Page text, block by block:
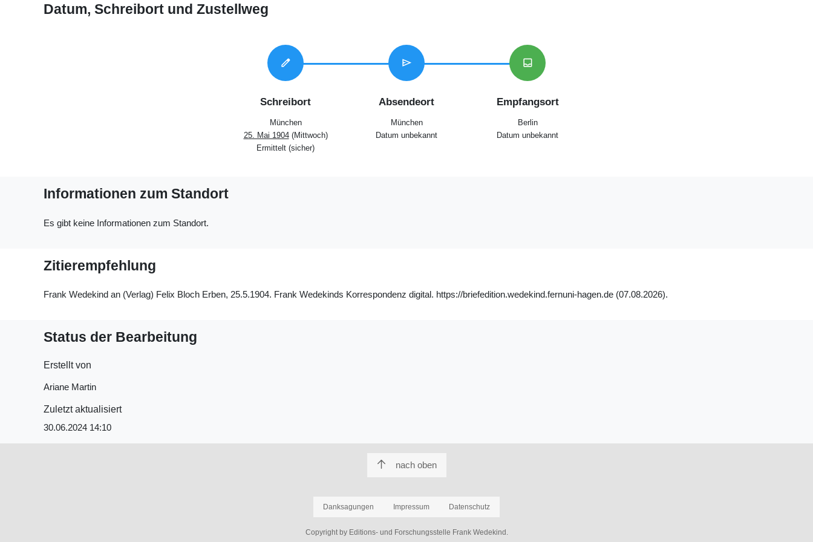
Datum, Schreibort und Zustellweg
edit
Schreibort
München
25. Mai 1904(Mittwoch)
Ermittelt (sicher)
send
Absendeort
München
Datum unbekannt
inbox
Empfangsort
Berlin
Datum unbekannt
Informationen zum Standort
Es gibt keine Informationen zum Standort.
Zitierempfehlung
Frank Wedekind an (Verlag) Felix Bloch Erben, 25.5.1904. Frank Wedekinds Korrespondenz digital. https://briefedition.wedekind.fernuni-hagen.de (07.08.2026).
Status der Bearbeitung
Erstellt von
Ariane Martin
Zuletzt aktualisiert
30.06.2024 14:10
nach oben
Danksagungen Impressum Datenschutz
Copyright by Editions- und Forschungsstelle Frank Wedekind.